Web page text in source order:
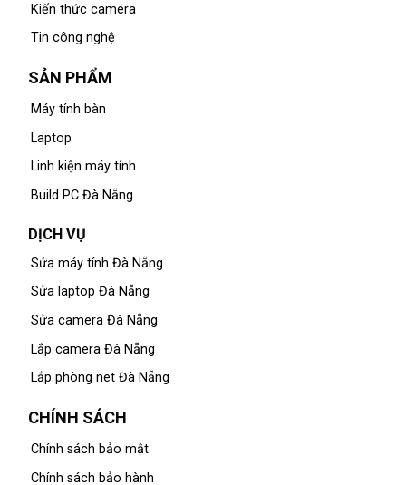
Kiến thức camera
Tin công nghệ
SẢN PHẨM
Máy tính bàn
Laptop
Linh kiện máy tính
Build PC Đà Nẵng
DỊCH VỤ
Sửa máy tính Đà Nẵng
Sửa laptop Đà Nẵng
Sửa camera Đà Nẵng
Lắp camera Đà Nẵng
Lắp phòng net Đà Nẵng
CHÍNH SÁCH
Chính sách bảo mật
Chính sách bảo hành